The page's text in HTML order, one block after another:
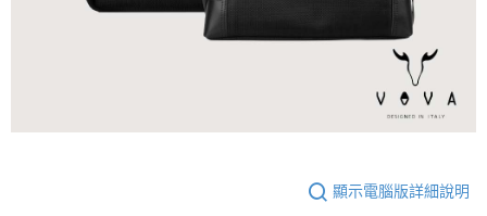
顯示電腦版詳細說明